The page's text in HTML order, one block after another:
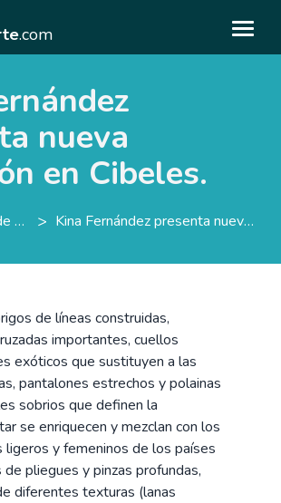
.com
nueva
en Cibeles.
Noticias de guiarte.con > Kina Fernández presenta nueva colección en Cibeles.
de líneas construidas,
importantes, cuellos
exóticos que sustituyen a las
pantalones estrechos y polainas
sobrios que definen la
se enriquecen y mezclan con los
ligeros y femeninos de los países
pliegues y pinzas profundas,
diferentes texturas (lanas